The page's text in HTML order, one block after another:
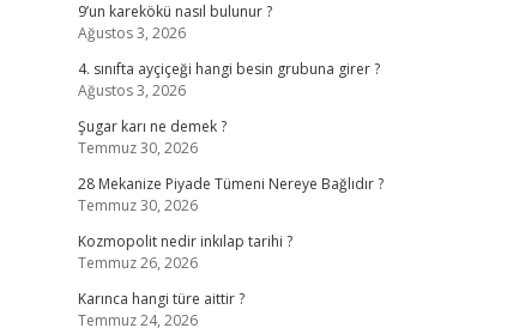
9’un karekökü nasıl bulunur ?
Ağustos 3, 2026
4. sınıfta ayçiçeği hangi besin grubuna girer ?
Ağustos 3, 2026
Şugar karı ne demek ?
Temmuz 30, 2026
28 Mekanize Piyade Tümeni Nereye Bağlıdır ?
Temmuz 30, 2026
Kozmopolit nedir inkılap tarihi ?
Temmuz 26, 2026
Karınca hangi türe aittir ?
Temmuz 24, 2026